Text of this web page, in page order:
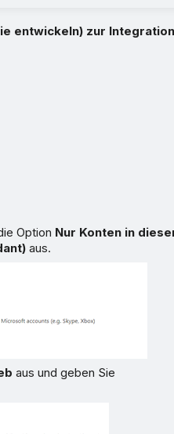
entwickeln) zur
Option Nur Konten in
aus.
aus und geben Sie